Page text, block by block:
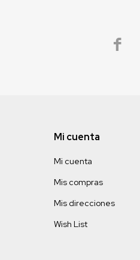

Mi cuenta
Mi cuenta
Mis compras
Mis direcciones
Wish List